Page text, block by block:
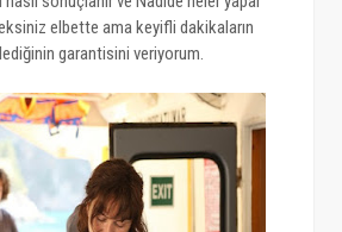
elbette ama keyifli dakikaların
garantisini veriyorum.